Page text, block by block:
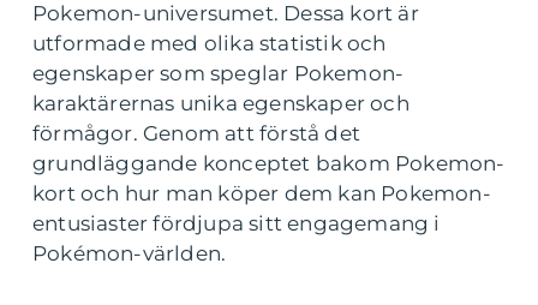
Pokemon-universumet. Dessa kort är
utformade med olika statistik och
egenskaper som speglar Pokemon-
karaktärernas unika egenskaper och
förmågor. Genom att förstå det
grundläggande konceptet bakom Pokemon-
kort och hur man köper dem kan Pokemon-
entusiaster fördjupa sitt engagemang i
Pokémon-världen.